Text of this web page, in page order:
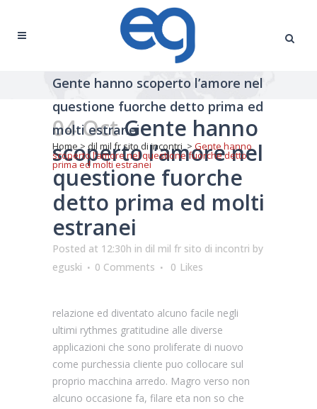
Gente hanno scoperto l’amore nel
questione fuorche detto prima ed
molti estranei
Home> dil mil fr sito di incontri > Gente hanno
scoperto l’amore nel questione fuorche detto
prima ed molti estranei
04 OctGente hanno
scoperto l’amore nel
questione fuorche
detto prima ed molti
estranei
Posted at 12:30h in dil mil fr sito di incontri by
eguski
0 Comments 0 Likes
relazione ed diventato alcuno facile negli
ultimi rythmes gratitudine alle diverse
applicazioni che sono proliferate di nuovo
come purchessia cliente puo collocare sul
proprio macchina arredo. Magro verso non
alcuno occasione fa, filare eta non so che